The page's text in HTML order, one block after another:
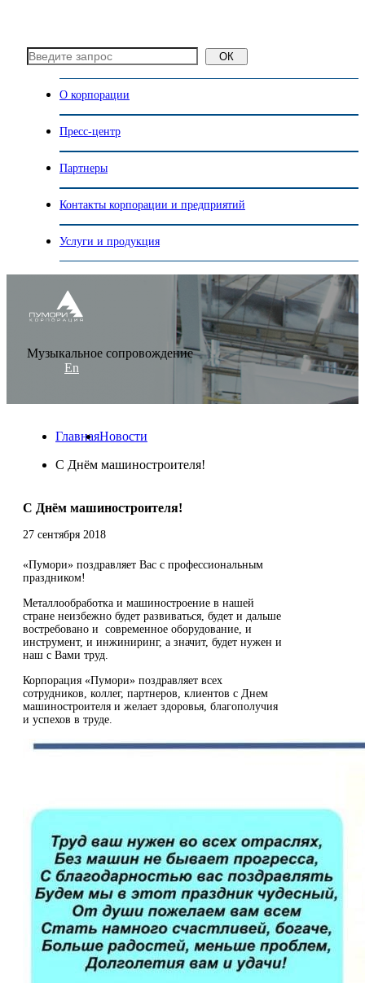
ОК
О корпорации
Пресс-центр
Партнеры
Контакты корпорации и предприятий
Услуги и продукция
Музыкальное сопровождение
En
ГлавнаяНовости
С Днём машиностроителя!
С Днём машиностроителя!
27 сентября 2018
«Пумори» поздравляет Вас с профессиональным
праздником!
Металлообработка и машиностроение в нашей
стране неизбежно будет развиваться, будет и дальше
востребовано и современное оборудование, и
инструмент, и инжиниринг, а значит, будет нужен и
наш с Вами труд.
Корпорация «Пумори» поздравляет всех
сотрудников, коллег, партнеров, клиентов с Днем
машиностроителя и желает здоровья, благополучия
и успехов в труде.